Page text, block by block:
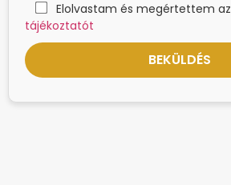
Elolvastam és megértettem az
tájékoztatót